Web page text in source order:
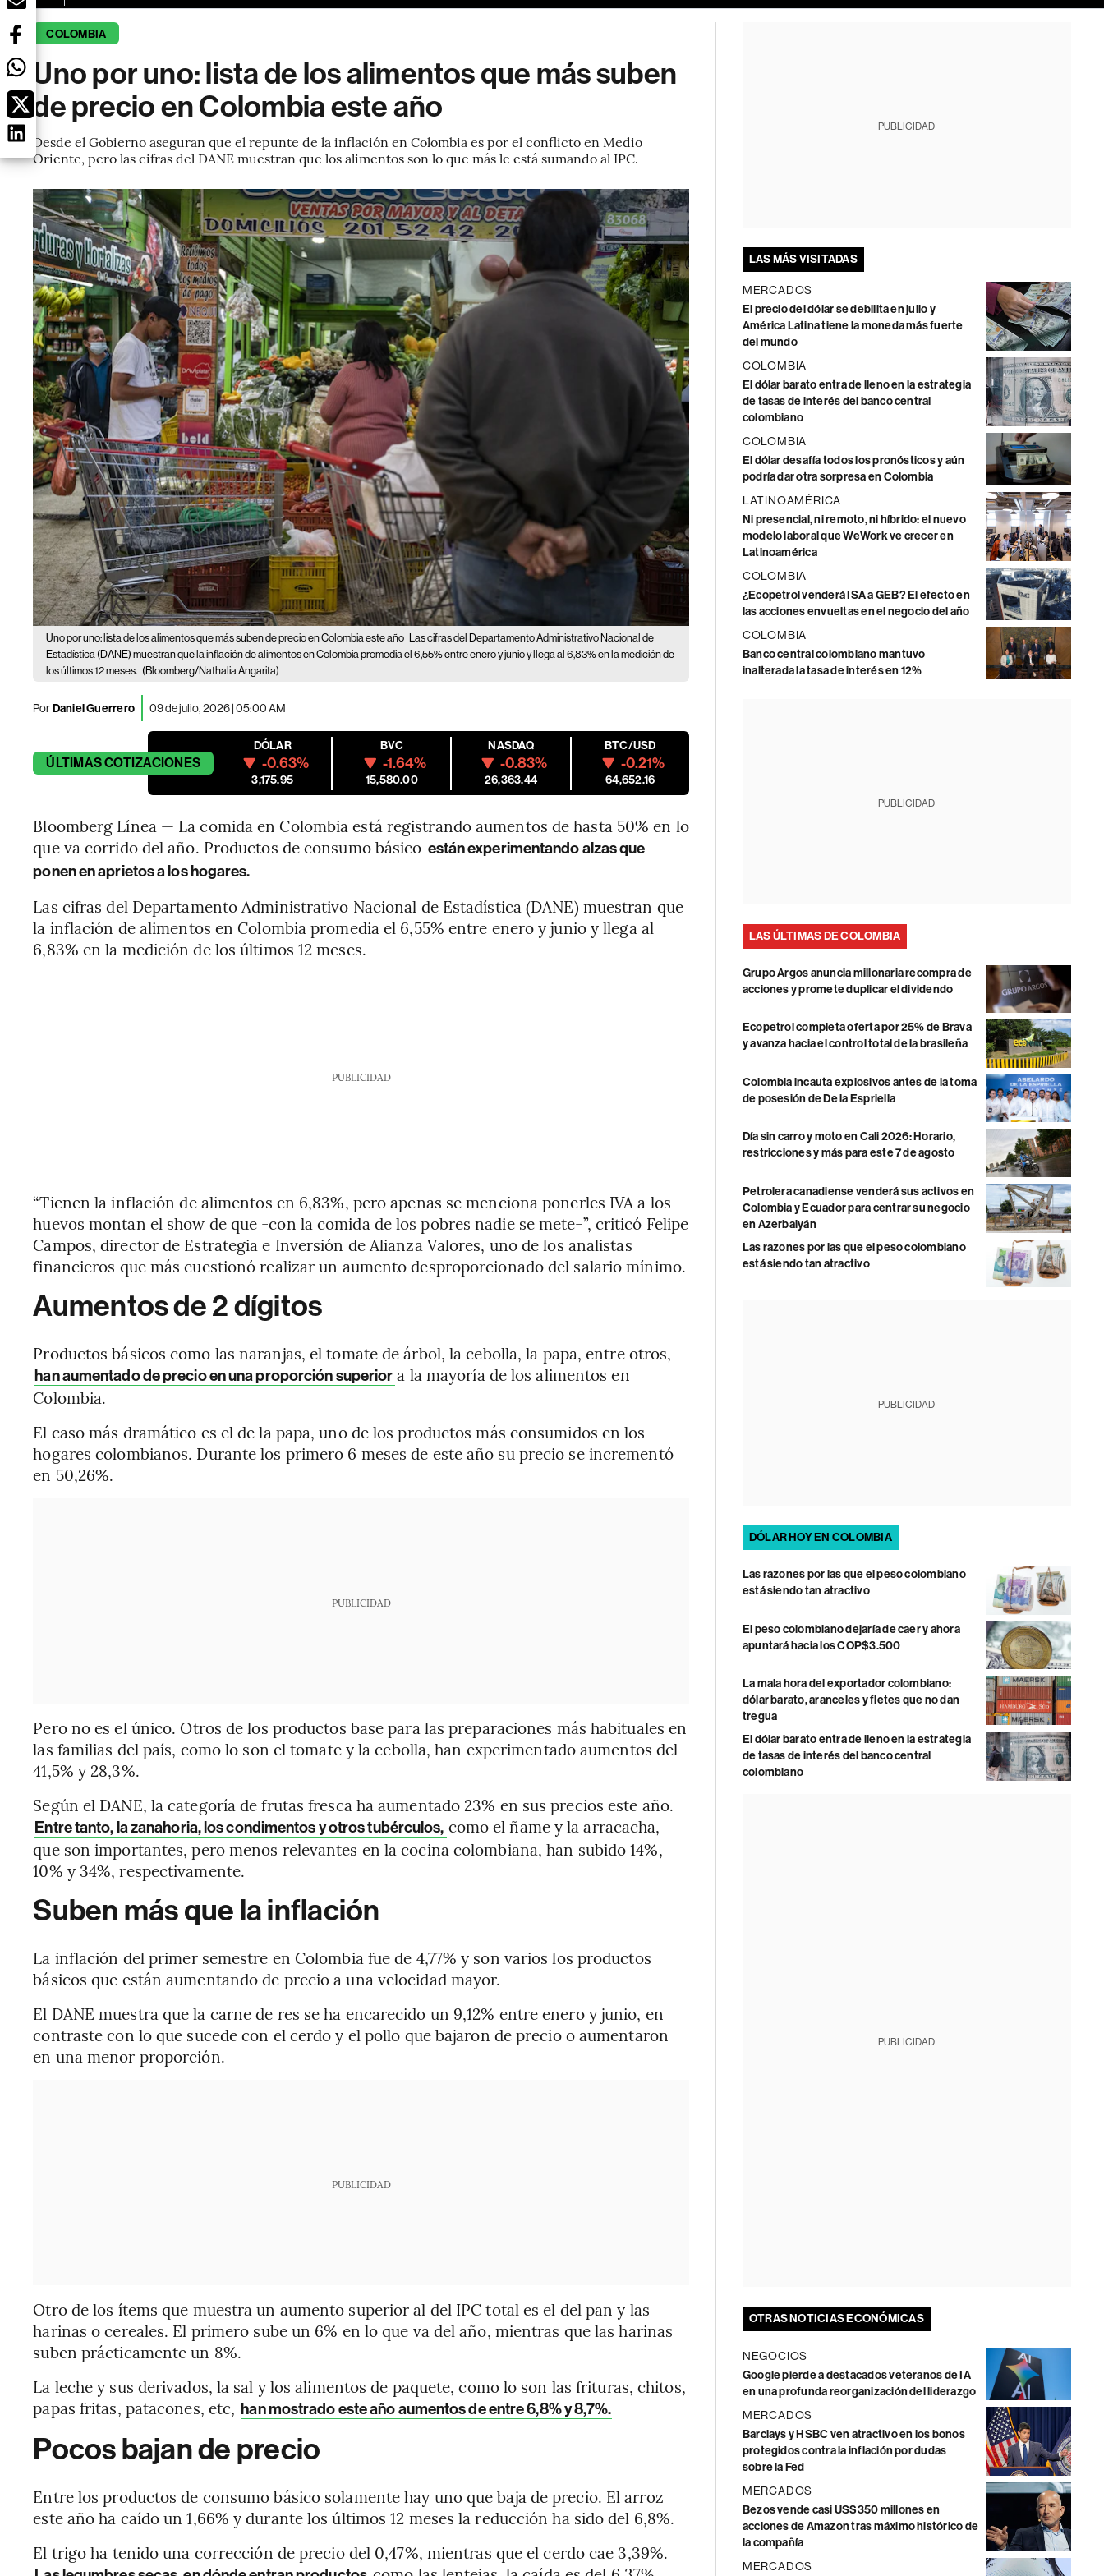
COLOMBIA
Uno por uno: lista de los alimentos que más suben
de precio en Colombia este año
Desde el Gobierno aseguran que el repunte de la inflación en Colombia es por el conflicto en Medio
Oriente, pero las cifras del DANE muestran que los alimentos son lo que más le está sumando al IPC.
Uno por uno: lista de los alimentos que más suben de precio en Colombia este año Las cifras del Departamento Administrativo Nacional de
Estadística (DANE) muestran que la inflación de alimentos en Colombia promedia el 6,55% entre enero y junio y llega al 6,83% en la medición de
los últimos 12 meses. (Bloomberg/Nathalia Angarita)
PorDaniel Guerrero 09 de julio, 2026 | 05:00 AM
ÚLTIMASCOTIZACIONES
DÓLAR
-0.63%
3,175.95
BVC
-1.64%
15,580.00
NASDAQ
-0.83%
26,363.44
BTC/USD
-0.21%
64,652.16
Bloomberg Línea — La comida en Colombia está registrando aumentos de hasta 50% en lo
que va corrido del año. Productos de consumo básico están experimentando alzas que
ponen en aprietos a los hogares.
Las cifras del Departamento Administrativo Nacional de Estadística (DANE) muestran que
la inflación de alimentos en Colombia promedia el 6,55% entre enero y junio y llega al
6,83% en la medición de los últimos 12 meses.
PUBLICIDAD
“Tienen la inflación de alimentos en 6,83%, pero apenas se menciona ponerles IVA a los
huevos montan el show de que -con la comida de los pobres nadie se mete-”, criticó Felipe
Campos, director de Estrategia e Inversión de Alianza Valores, uno de los analistas
financieros que más cuestionó realizar un aumento desproporcionado del salario mínimo.
Aumentos de 2 dígitos
Productos básicos como las naranjas, el tomate de árbol, la cebolla, la papa, entre otros,
han aumentado de precio en una proporción superior a la mayoría de los alimentos en
Colombia.
El caso más dramático es el de la papa, uno de los productos más consumidos en los
hogares colombianos. Durante los primero 6 meses de este año su precio se incrementó
en 50,26%.
PUBLICIDAD
Pero no es el único. Otros de los productos base para las preparaciones más habituales en
las familias del país, como lo son el tomate y la cebolla, han experimentado aumentos del
41,5% y 28,3%.
Según el DANE, la categoría de frutas fresca ha aumentado 23% en sus precios este año.
Entre tanto, la zanahoria, los condimentos y otros tubérculos, como el ñame y la arracacha,
que son importantes, pero menos relevantes en la cocina colombiana, han subido 14%,
10% y 34%, respectivamente.
Suben más que la inflación
La inflación del primer semestre en Colombia fue de 4,77% y son varios los productos
básicos que están aumentando de precio a una velocidad mayor.
El DANE muestra que la carne de res se ha encarecido un 9,12% entre enero y junio, en
contraste con lo que sucede con el cerdo y el pollo que bajaron de precio o aumentaron
en una menor proporción.
PUBLICIDAD
Otro de los ítems que muestra un aumento superior al del IPC total es el del pan y las
harinas o cereales. El primero sube un 6% en lo que va del año, mientras que las harinas
suben prácticamente un 8%.
La leche y sus derivados, la sal y los alimentos de paquete, como lo son las frituras, chitos,
papas fritas, patacones, etc, han mostrado este año aumentos de entre 6,8% y 8,7%.
Pocos bajan de precio
Entre los productos de consumo básico solamente hay uno que baja de precio. El arroz
este año ha caído un 1,66% y durante los últimos 12 meses la reducción ha sido del 6,8%.
El trigo ha tenido una corrección de precio del 0,47%, mientras que el cerdo cae 3,39%.
PUBLICIDAD
LAS MÁS VISITADAS
MERCADOS
El precio del dólar se debilita en julio y
América Latina tiene la moneda más fuerte
del mundo
COLOMBIA
El dólar barato entra de lleno en la estrategia
de tasas de interés del banco central
colombiano
COLOMBIA
El dólar desafía todos los pronósticos y aún
podría dar otra sorpresa en Colombia
LATINOAMÉRICA
Ni presencial, ni remoto, ni híbrido: el nuevo
modelo laboral que WeWork ve crecer en
Latinoamérica
COLOMBIA
¿Ecopetrol venderá ISA a GEB? El efecto en
las acciones envueltas en el negocio del año
COLOMBIA
Banco central colombiano mantuvo
inalterada la tasa de interés en 12%
PUBLICIDAD
LAS ÚLTIMAS DE COLOMBIA
Grupo Argos anuncia millonaria recompra de
acciones y promete duplicar el dividendo
Ecopetrol completa oferta por 25% de Brava
y avanza hacia el control total de la brasileña
Colombia incauta explosivos antes de la toma
de posesión de De la Espriella
Día sin carro y moto en Cali 2026: Horario,
restricciones y más para este 7 de agosto
Petrolera canadiense venderá sus activos en
Colombia y Ecuador para centrar su negocio
en Azerbaiyán
Las razones por las que el peso colombiano
está siendo tan atractivo
PUBLICIDAD
DÓLAR HOY EN COLOMBIA
Las razones por las que el peso colombiano
está siendo tan atractivo
El peso colombiano dejaría de caer y ahora
apuntará hacia los COP$3.500
La mala hora del exportador colombiano:
dólar barato, aranceles y fletes que no dan
tregua
El dólar barato entra de lleno en la estrategia
de tasas de interés del banco central
colombiano
PUBLICIDAD
OTRAS NOTICIAS ECONÓMICAS
NEGOCIOS
Google pierde a destacados veteranos de IA
en una profunda reorganización del liderazgo
MERCADOS
Barclays y HSBC ven atractivo en los bonos
protegidos contra la inflación por dudas
sobre la Fed
MERCADOS
Bezos vende casi US$350 millones en
acciones de Amazon tras máximo histórico de
la compañía
MERCADOS